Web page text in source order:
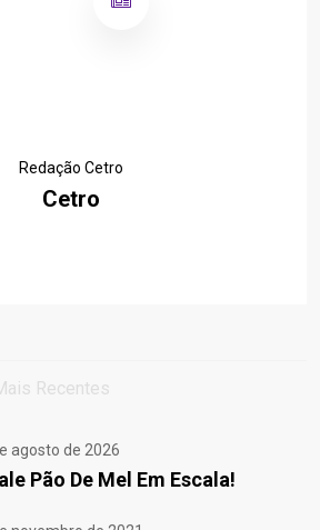
Redação Cetro
Cetro
Recentes
agosto de 2026
Pão De Mel Em Escala!